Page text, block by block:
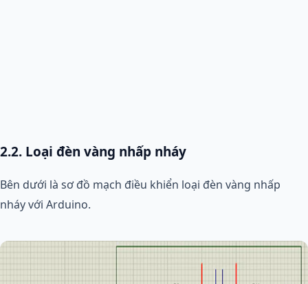
2.2. Loại đèn vàng nhấp nháy
Bên dưới là sơ đồ mạch điều khiển loại đèn vàng nhấp
nháy với Arduino.